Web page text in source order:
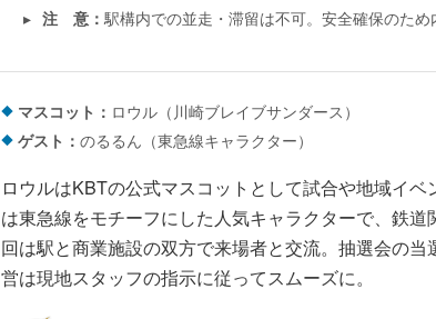
注 意：駅構内での並走・滞留は不可。安全確保のため
マスコット： ロウル（川崎ブレイブサンダース）
ゲスト：のるるん（東急線キャラクター）
ロウルはKBTの公式マスコットとして試合や地域イベ
は東急線をモチーフにした人気キャラクターで、鉄道
回は駅と商業施設の双方で来場者と交流。抽選会の当
営は現地スタッフの指示に従ってスムーズに。